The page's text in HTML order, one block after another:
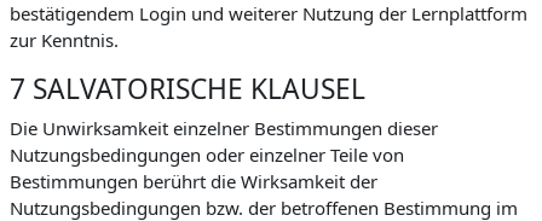
bestätigendem Login und weiterer Nutzung der Lernplattform
zur Kenntnis.
7 SALVATORISCHE KLAUSEL
Die Unwirksamkeit einzelner Bestimmungen dieser
Nutzungsbedingungen oder einzelner Teile von
Bestimmungen berührt die Wirksamkeit der
Nutzungsbedingungen bzw. der betroffenen Bestimmung im